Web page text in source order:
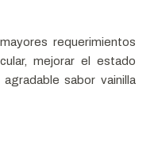
requerimientos
mejorar el estado
sabor vainilla